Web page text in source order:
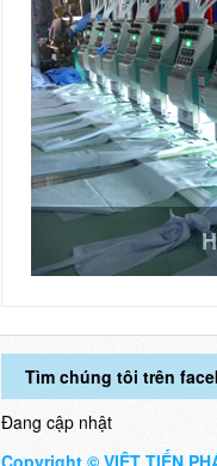
Tìm chúng tôi trên
Đang cập nhật
Copyright © VIỆT TIẾN